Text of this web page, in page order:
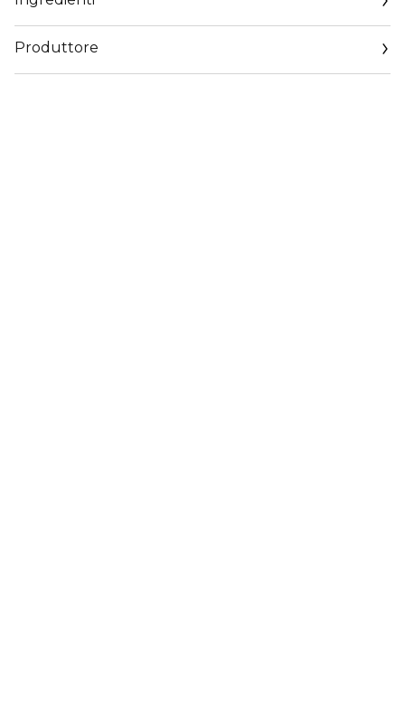
• Non appiccica e si asciuga rapidamente
• Complesso a base di Ginseng + Cooling
• Adatto a tutti i tipi di pelle, anche a quelle più sensibili
Produttore